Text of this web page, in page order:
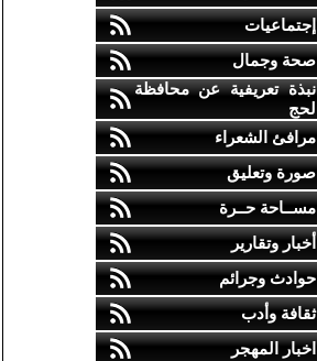
إجتماعيات
صحة وجمال
نبذة تعريفية عن محافظة
لحج
مرافئ الشعراء
صورة وتعليق
مســاحة حــرة
أخبار وتقارير
حوادث وجرائم
ثقافة وأدب
اخبار المهجر